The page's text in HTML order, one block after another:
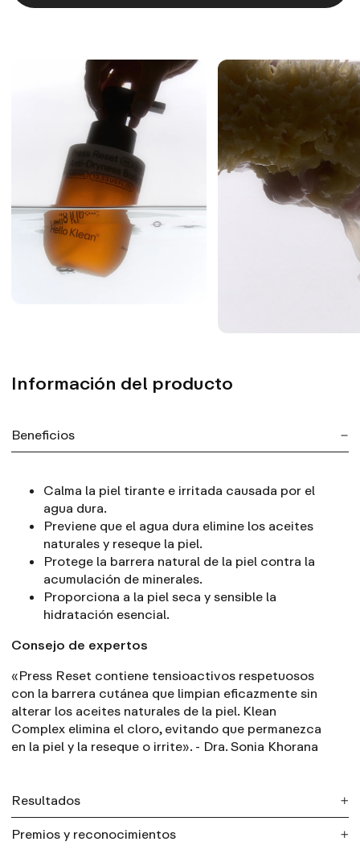
Información del producto
Beneficios
Calma la piel tirante e irritada causada por el
agua dura.
Previene que el agua dura elimine los aceites
naturales y reseque la piel.
Protege la barrera natural de la piel contra la
acumulación de minerales.
Proporciona a la piel seca y sensible la
hidratación esencial.
Consejo de expertos
«Press Reset contiene tensioactivos respetuosos
con la barrera cutánea que limpian eficazmente sin
alterar los aceites naturales de la piel. Klean
Complex elimina el cloro, evitando que permanezca
en la piel y la reseque o irrite». - Dra. Sonia Khorana
Resultados
Premios y reconocimientos